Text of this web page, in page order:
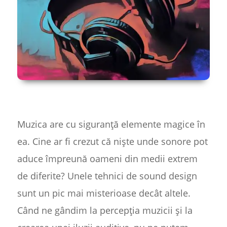
Muzica are cu siguranță elemente magice în
ea. Cine ar fi crezut că niște unde sonore pot
aduce împreună oameni din medii extrem
de diferite? Unele tehnici de sound design
sunt un pic mai misterioase decât altele.
Când ne gândim la percepția muzicii și la